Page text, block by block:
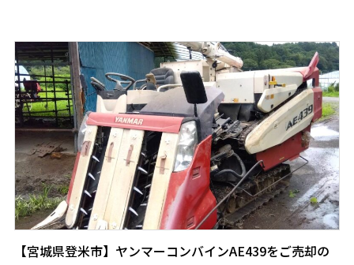
【宮城県登米市】ヤンマーコンバインAE439をご売却の